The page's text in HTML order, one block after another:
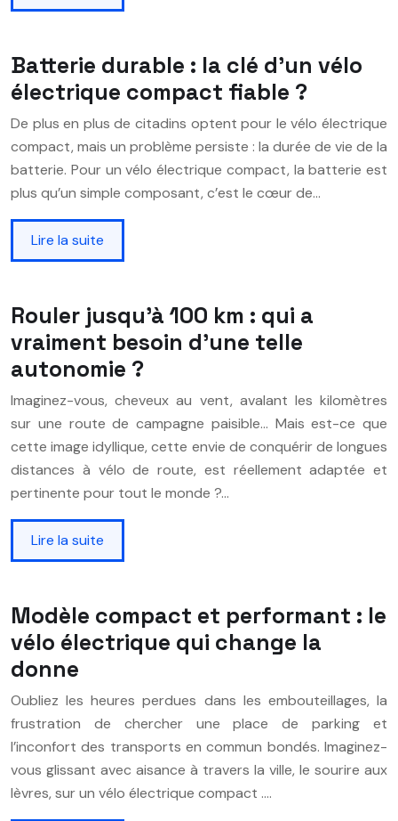
Batterie durable : la clé d’un vélo
électrique compact fiable ?
De plus en plus de citadins optent pour le vélo électrique
compact, mais un problème persiste : la durée de vie de la
batterie. Pour un vélo électrique compact, la batterie est
plus qu’un simple composant, c’est le cœur de…
Lire la suite
Rouler jusqu’à 100 km : qui a
vraiment besoin d’une telle
autonomie ?
Imaginez-vous, cheveux au vent, avalant les kilomètres
sur une route de campagne paisible… Mais est-ce que
cette image idyllique, cette envie de conquérir de longues
distances à vélo de route, est réellement adaptée et
pertinente pour tout le monde ?…
Lire la suite
Modèle compact et performant : le
vélo électrique qui change la
donne
Oubliez les heures perdues dans les embouteillages, la
frustration de chercher une place de parking et
l’inconfort des transports en commun bondés. Imaginez-
vous glissant avec aisance à travers la ville, le sourire aux
lèvres, sur un vélo électrique compact ….